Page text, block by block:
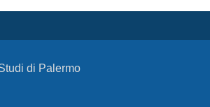
di Palermo